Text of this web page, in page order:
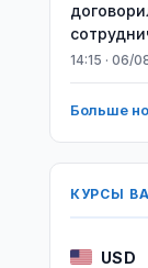
14:15 · 06/
Больше
КУРСЫ
USD